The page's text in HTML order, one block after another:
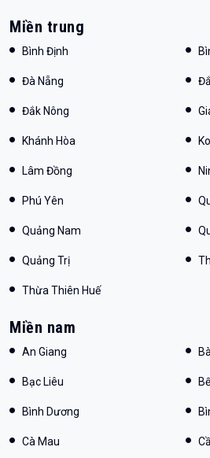
Miền trung
Bình Định
Đà Nẵng
Đắk Nông
Khánh Hòa
Lâm Đồng
Phú Yên
Quảng Nam
Quảng Trị
Thừa Thiên Huế
Miền nam
An Giang
Bạc Liêu
Bình Dương
Cà Mau